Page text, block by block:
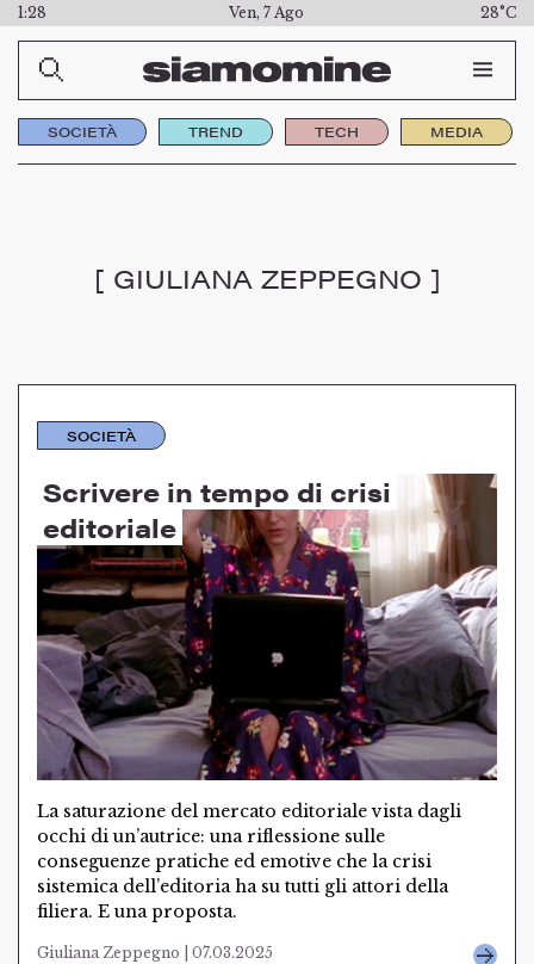
1:28 Ven, 7 Ago 28°C
SOCIETÀ TREND TECH MEDIA
[ GIULIANA ZEPPEGNO ]
SOCIETÀ
Scrivere in tempo di crisi
editoriale
La saturazione del mercato editoriale vista dagli
occhi di un’autrice: una riflessione sulle
conseguenze pratiche ed emotive che la crisi
sistemica dell’editoria ha su tutti gli attori della
filiera. E una proposta.
Giuliana Zeppegno | 07.03.2025